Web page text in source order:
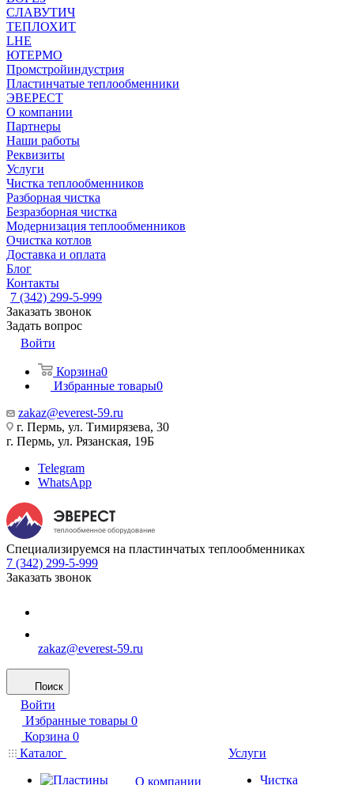
СЛАВУТИЧ
ТЕПЛОХИТ
LHE
ЮТЕРМО
Промстройиндустрия
Пластинчатые теплообменники
ЭВЕРЕСТ
О компании
Партнеры
Наши работы
Реквизиты
Услуги
Чистка теплообменников
Разборная чистка
Безразборная чистка
Модернизация теплообменников
Очистка котлов
Доставка и оплата
Блог
Контакты
7 (342) 299-5-999
Заказать звонок
Задать вопрос
Войти
Корзина0
Избранные товары0
zakaz@everest-59.ru
г. Пермь, ул. Тимирязева, 30
г. Пермь, ул. Рязанская, 19Б
Telegram
WhatsApp
Специализируемся на пластинчатых теплообменниках
7 (342) 299-5-999
Заказать звонок
zakaz@everest-59.ru
Поиск
Войти
Избранные товары 0
Корзина 0
Каталог
О компании
Услуги
Чистка